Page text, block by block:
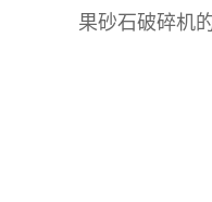
果砂石破碎机